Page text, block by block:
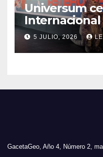
Universum
con
familia
5 JULIO, 2026
GacetaGeo, Año 4, Número 2,